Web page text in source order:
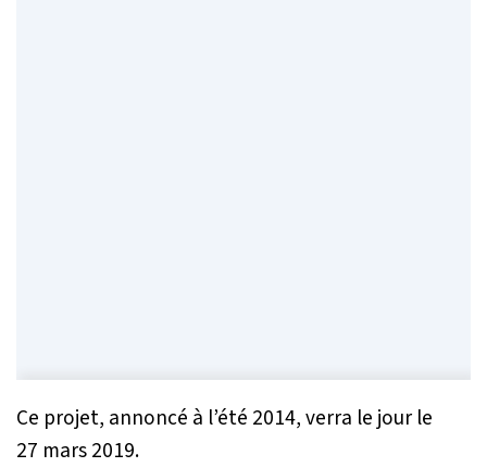
Ce projet, annoncé à l’été 2014, verra le jour le
27 mars 2019.